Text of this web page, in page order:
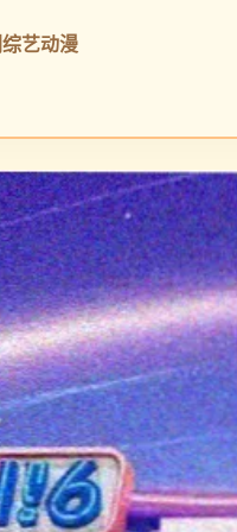
综艺动漫